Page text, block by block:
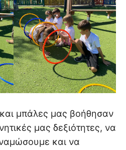
μπάλες μας βοήθησαν
μας δεξιότητες, να
και να